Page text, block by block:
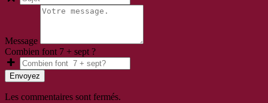
Message
Combien font 7 + sept ?
Envoyez
Les commentaires sont fermés.